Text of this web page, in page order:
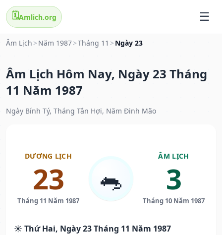
🗓️Amlich.org
Âm Lịch > Năm 1987>Tháng 11 > Ngày 23
Âm Lịch Hôm Nay, Ngày 23 Tháng
11 Năm 1987
Ngày Bính Tý, Tháng Tân Hợi, Năm Đinh Mão
DƯƠNG LỊCH
23
Tháng 11 Năm 1987
🐀
ÂM LỊCH
3
Tháng 10 Năm 1987
☀️ Thứ Hai, Ngày 23 Tháng 11 Năm 1987